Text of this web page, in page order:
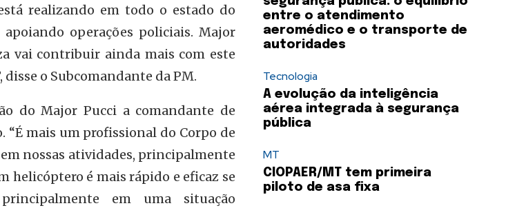
realizando em todo o estado do
operações policiais. Major
vai contribuir ainda mais com este
o Subcomandante da PM.
do Major Pucci a comandante de
“É mais um profissional do Corpo de
nossas atividades, principalmente
helicóptero é mais rápido e eficaz se
em uma situação
entre o atendimento
aeromédico e o transporte de
autoridades
Tecnologia
A evolução da inteligência
aérea integrada à segurança
pública
MT
CIOPAER/MT tem primeira
piloto de asa fixa